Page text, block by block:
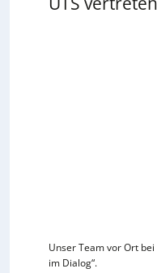
Unser Team vor Ort
im Dialog“.